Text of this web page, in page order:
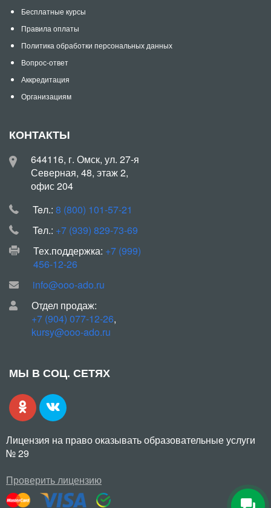
Бесплатные курсы
Правила оплаты
Политика обработки персональных данных
Вопрос-ответ
Аккредитация
Организациям
КОНТАКТЫ
644116, г. Омск, ул. 27-я
Северная, 48, этаж 2,
офис 204
Teл.: 8 (800) 101-57-21
Teл.: +7 (939) 829-73-69
Тех.поддержка: +7 (999)
456-12-26
info@ooo-ado.ru
Отдел продаж:
+7 (904) 077-12-26,
kursy@ooo-ado.ru
МЫ В СОЦ. СЕТЯХ
Лицензия на право оказывать образовательные услуги
№ 29
Проверить лицензию